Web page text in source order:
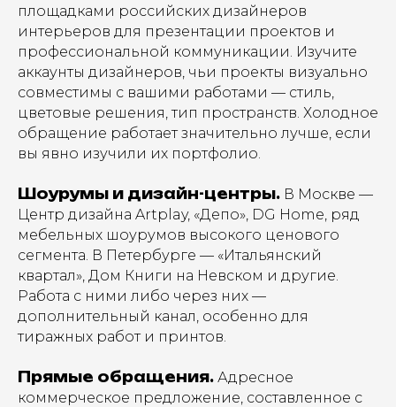
площадками российских дизайнеров
интерьеров для презентации проектов и
профессиональной коммуникации. Изучите
аккаунты дизайнеров, чьи проекты визуально
совместимы с вашими работами — стиль,
цветовые решения, тип пространств. Холодное
обращение работает значительно лучше, если
вы явно изучили их портфолио.
Шоурумы и дизайн-центры. В Москве —
Центр дизайна Artplay, «Депо», DG Home, ряд
мебельных шоурумов высокого ценового
сегмента. В Петербурге — «Итальянский
квартал», Дом Книги на Невском и другие.
Работа с ними либо через них —
дополнительный канал, особенно для
тиражных работ и принтов.
Прямые обращения. Адресное
коммерческое предложение, составленное с